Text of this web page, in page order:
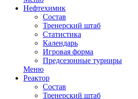
Нефтехимик
Состав
Тренерский штаб
Статистика
Календарь
Игровая форма
Предсезонные турниры
Меню
Реактор
Состав
Тренерский штаб